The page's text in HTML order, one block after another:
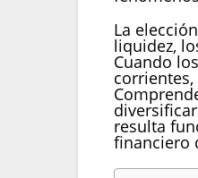
La
liquidez,
Cuando
resulta
financiero